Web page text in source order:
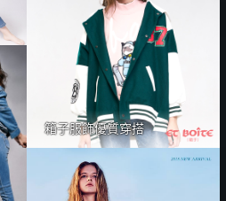
箱子服飾優質穿搭